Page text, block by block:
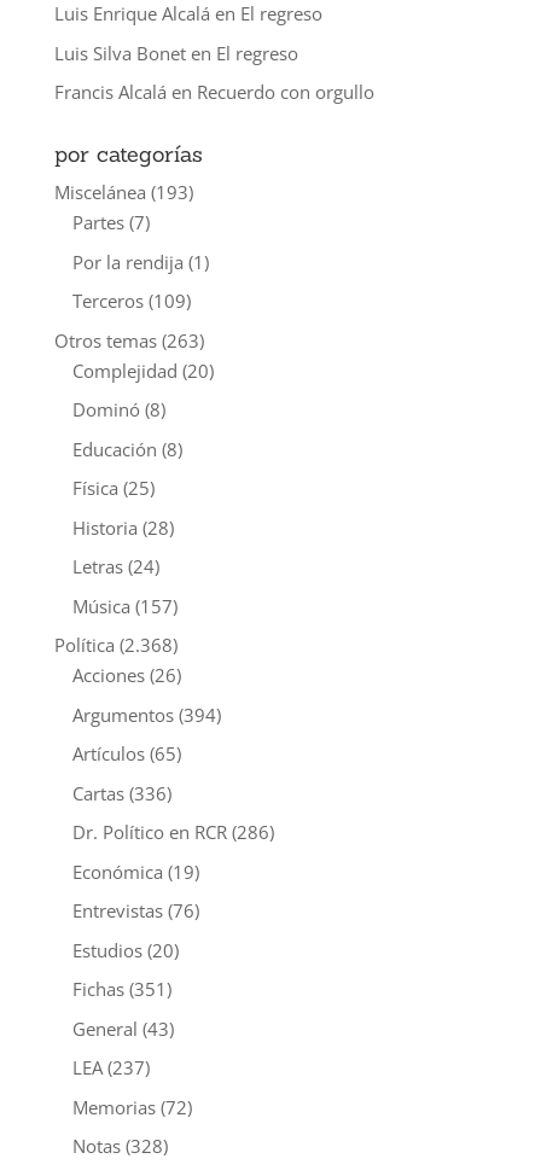
Luis Enrique Alcalá en El regreso
Luis Silva Boneten El regreso
Francis Alcalá en Recuerdo con orgullo
por categorías
Miscelánea (193)
Partes(7)
Por la rendija (1)
Terceros(109)
Otros temas(263)
Complejidad (20)
Dominó(8)
Educación (8)
Física (25)
Historia (28)
Letras(24)
Música (157)
Política (2.368)
Acciones(26)
Argumentos(394)
Artículos(65)
Cartas(336)
Dr. Político en RCR(286)
Económica (19)
Entrevistas(76)
Estudios(20)
Fichas(351)
General (43)
LEA(237)
Memorias(72)
Notas(328)